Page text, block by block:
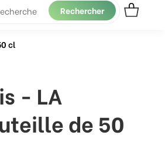
Rechercher
cl
- LA
de 50